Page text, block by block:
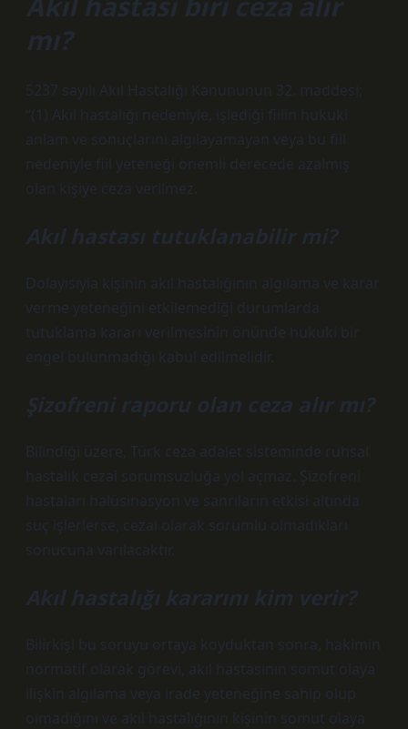
mı?
5237 sayılı Akıl Hastalığı Kanununun 32. maddesi;
“(1) Akıl hastalığı nedeniyle, işlediği fiilin hukuki
anlam ve sonuçlarını algılayamayan veya bu fiil
nedeniyle fiil yeteneği önemli derecede azalmış
olan kişiye ceza verilmez.
Akıl hastası tutuklanabilir mi?
Dolayısıyla kişinin akıl hastalığının algılama ve karar
verme yeteneğini etkilemediği durumlarda
tutuklama kararı verilmesinin önünde hukuki bir
engel bulunmadığı kabul edilmelidir.
Şizofreni raporu olan ceza alır mı?
Bilindiği üzere, Türk ceza adalet sisteminde ruhsal
hastalık cezai sorumsuzluğa yol açmaz. Şizofreni
hastaları halüsinasyon ve sanrıların etkisi altında
suç işlerlerse, cezai olarak sorumlu olmadıkları
sonucuna varılacaktır.
Akıl hastalığı kararını kim verir?
Bilirkişi bu soruyu ortaya koyduktan sonra, hakimin
normatif olarak görevi, akıl hastasının somut olaya
ilişkin algılama veya irade yeteneğine sahip olup
olmadığını ve akıl hastalığının kişinin somut olaya